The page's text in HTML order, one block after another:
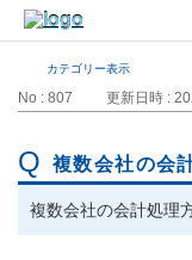
カテゴリー表示
No : 807 更新日時 :
複数会社の会
複数会社の会計処理